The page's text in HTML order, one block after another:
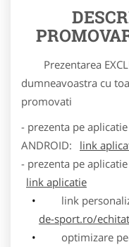
Prezentarea
dumneavoastra cu
promovati
- prezenta pe
ANDROID:
link
- prezenta pe
link aplicatie
link
de-sport.ro/
optimizare